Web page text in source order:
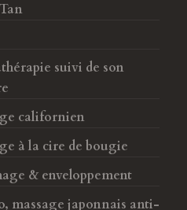
suivi de son
californien
à la cire de bougie
& enveloppement
massage japonnais anti-